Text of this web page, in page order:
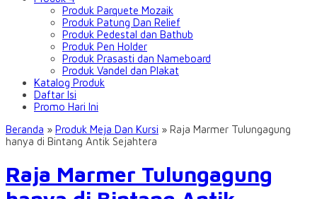
Produk Parquete Mozaik
Produk Patung Dan Relief
Produk Pedestal dan Bathub
Produk Pen Holder
Produk Prasasti dan Nameboard
Produk Vandel dan Plakat
Katalog Produk
Daftar Isi
Promo Hari Ini
Beranda » Produk Meja Dan Kursi » Raja Marmer Tulungagung
hanya di Bintang Antik Sejahtera
Raja Marmer Tulungagung